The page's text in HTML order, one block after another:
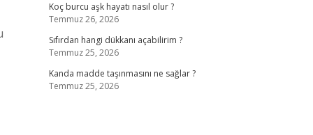
Koç burcu aşk hayatı nasıl olur ?
Temmuz 26, 2026
Sıfırdan hangi dükkanı açabilirim ?
Temmuz 25, 2026
Kanda madde taşınmasını ne sağlar ?
Temmuz 25, 2026